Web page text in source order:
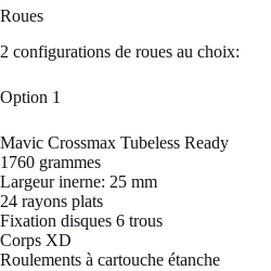
Roues
2 configurations de roues au choix:
Option 1
Mavic Crossmax Tubeless Ready
1760 grammes
Largeur inerne: 25 mm
24 rayons plats
Fixation disques 6 trous
Corps XD
Roulements à cartouche étanche